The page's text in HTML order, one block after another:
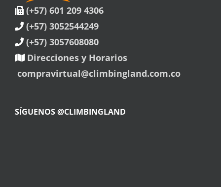
(+57) 601 209 4306
(+57) 3052544249
(+57) 3057608080
Direcciones y Horarios
compravirtual@climbingland.com.co
SÍGUENOS @CLIMBINGLAND